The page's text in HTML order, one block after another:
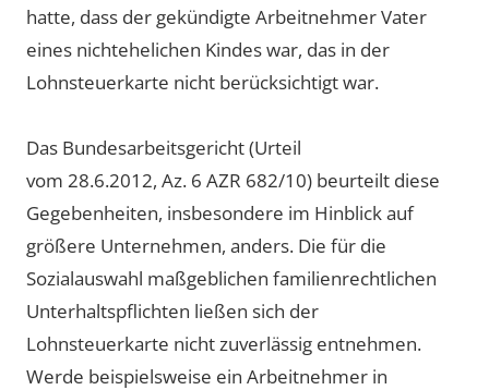
hatte, dass der gekündigte Arbeitnehmer Vater
eines nichtehelichen Kindes war, das in der
Lohnsteuerkarte nicht berücksichtigt war.
Das Bundesarbeitsgericht (Urteil
vom 28.6.2012, Az. 6 AZR 682/10) beurteilt diese
Gegebenheiten, insbesondere im Hinblick auf
größere Unternehmen, anders. Die für die
Sozialauswahl maßgeblichen familienrechtlichen
Unterhaltspflichten ließen sich der
Lohnsteuerkarte nicht zuverlässig entnehmen.
Werde beispielsweise ein Arbeitnehmer in